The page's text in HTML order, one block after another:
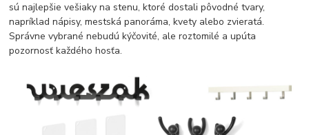
sú najlepšie vešiaky na stenu, ktoré dostali pôvodné tvary,
napríklad nápisy, mestská panoráma, kvety alebo zvieratá.
Správne vybrané nebudú kýčovité, ale roztomilé a upúta
pozornosť každého hosťa.